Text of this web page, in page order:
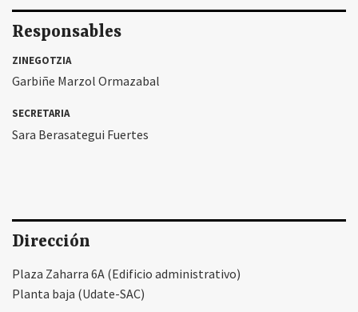
Responsables
ZINEGOTZIA
Garbiñe Marzol Ormazabal
SECRETARIA
Sara Berasategui Fuertes
Dirección
Plaza Zaharra 6A (Edificio administrativo)
Planta baja (Udate-SAC)